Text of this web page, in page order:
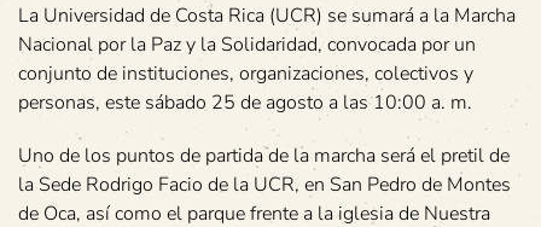
La Universidad de Costa Rica (UCR) se sumará a la Marcha
Nacional por la Paz y la Solidaridad, convocada por un
conjunto de instituciones, organizaciones, colectivos y
personas, este sábado 25 de agosto a las 10:00 a. m.
Uno de los puntos de partida de la marcha será el pretil de
la Sede Rodrigo Facio de la UCR, en San Pedro de Montes
de Oca, así como el parque frente a la iglesia de Nuestra